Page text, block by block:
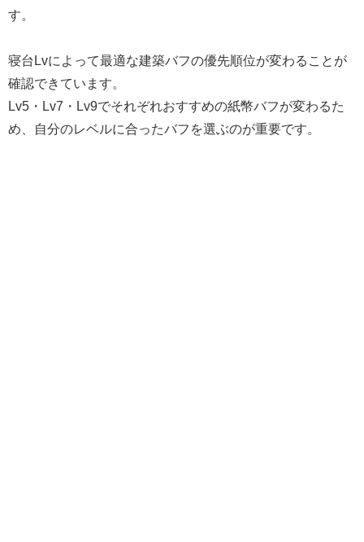
す。
寝台Lvによって最適な建築バフの優先順位が変わることが
確認できています。
Lv5・Lv7・Lv9でそれぞれおすすめの紙幣バフが変わるた
め、自分のレベルに合ったバフを選ぶのが重要です。